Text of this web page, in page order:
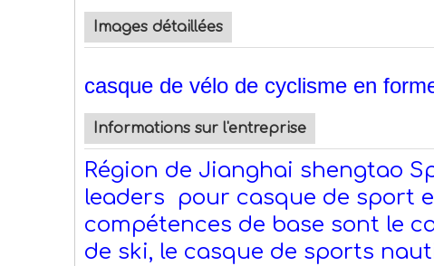
Images détaillées
casque de vélo de cyclisme en
Informations sur l'entreprise
Région de Jianghai shengtao
leaders pour casque de sport
compétences de base sont le
de ski, le casque de sports